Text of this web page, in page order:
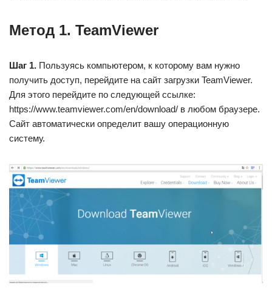
Метод 1. TeamViewer
Шаг 1. Пользуясь компьютером, к которому вам нужно
получить доступ, перейдите на сайт загрузки TeamViewer.
Для этого перейдите по следующей ссылке:
https://www.teamviewer.com/en/download/ в любом браузере.
Сайт автоматически определит вашу операционную
систему.